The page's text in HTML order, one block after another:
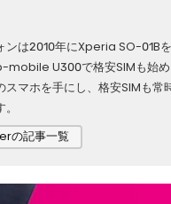
ンは2010年にXperia SO-01B
mobile U300で格安SIMも始め
スマホを手にし、格安SIMも常
の記事一覧